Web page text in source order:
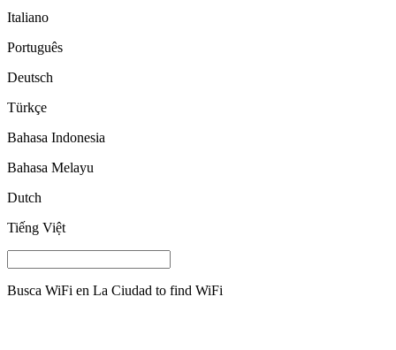
Italiano
Português
Deutsch
Türkçe
Bahasa Indonesia
Bahasa Melayu
Dutch
Tiếng Việt
Busca WiFi en La Ciudad to find WiFi